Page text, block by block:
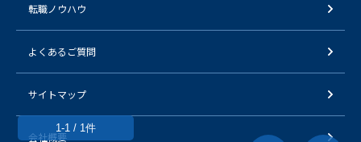
1-1 / 1件
転職ノウハウ
よくあるご質問
サイトマップ
会社概要